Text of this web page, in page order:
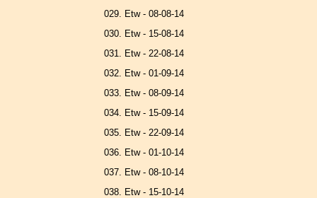
029. Etw - 08-08-14
030. Etw - 15-08-14
031. Etw - 22-08-14
032. Etw - 01-09-14
033. Etw - 08-09-14
034. Etw - 15-09-14
035. Etw - 22-09-14
036. Etw - 01-10-14
037. Etw - 08-10-14
038. Etw - 15-10-14